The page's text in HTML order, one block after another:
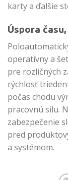
karty a ďalšie
Úspora
operatívny a
pre rozličných
rýchlosť
počas chodu
pracovnú silu.
zabezpečenie
pred
a systémom.